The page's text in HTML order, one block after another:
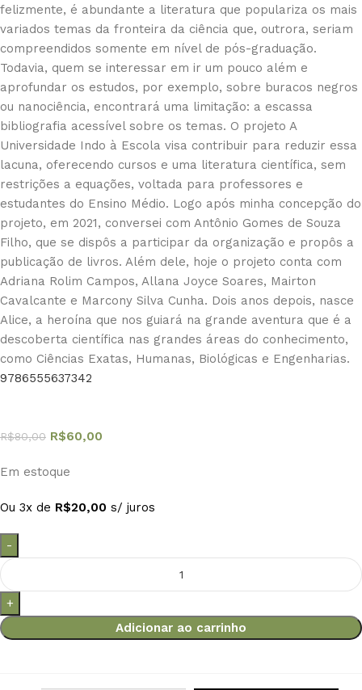
felizmente, é abundante a literatura que populariza os mais
variados temas da fronteira da ciência que, outrora, seriam
compreendidos somente em nível de pós-graduação.
Todavia, quem se interessar em ir um pouco além e
aprofundar os estudos, por exemplo, sobre buracos negros
ou nanociência, encontrará uma limitação: a escassa
bibliografia acessível sobre os temas. O projeto A
Universidade Indo à Escola visa contribuir para reduzir essa
lacuna, oferecendo cursos e uma literatura científica, sem
restrições a equações, voltada para professores e
estudantes do Ensino Médio. Logo após minha concepção do
projeto, em 2021, conversei com Antônio Gomes de Souza
Filho, que se dispôs a participar da organização e propôs a
publicação de livros. Além dele, hoje o projeto conta com
Adriana Rolim Campos, Allana Joyce Soares, Mairton
Cavalcante e Marcony Silva Cunha. Dois anos depois, nasce
Alice, a heroína que nos guiará na grande aventura que é a
descoberta científica nas grandes áreas do conhecimento,
como Ciências Exatas, Humanas, Biológicas e Engenharias.
9786555637342
R$80,00 R$60,00
Em estoque
Ou 3x de R$20,00 s/ juros
Adicionar ao carrinho